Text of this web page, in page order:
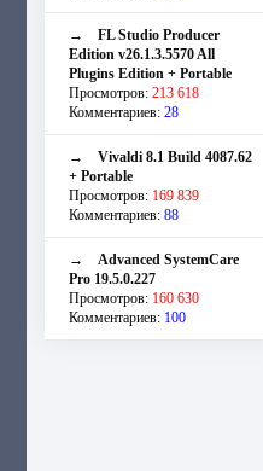
→ FL Studio Producer
Edition v26.1.3.5570 All
Plugins Edition + Portable
Просмотров: 213 618
Комментариев: 28
→ Vivaldi 8.1 Build 4087.62
+ Portable
Просмотров: 169 839
Комментариев: 88
→ Advanced SystemCare
Pro 19.5.0.227
Просмотров: 160 630
Комментариев: 100